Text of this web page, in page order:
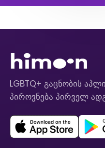
LGBTQ+ გაცნობის
პიროვნება პირველ